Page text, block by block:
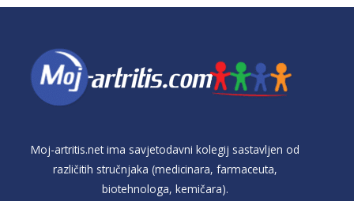
Moj-artritis.net ima savjetodavni kolegij sastavljen od
različitih stručnjaka (medicinara, farmaceuta,
biotehnologa, kemičara).